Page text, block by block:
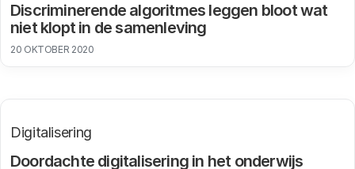
Discriminerende algoritmes leggen bloot wat
niet klopt in de samenleving
20 OKTOBER 2020
Doordachte digitalisering in het onderwijs
Digitalisering